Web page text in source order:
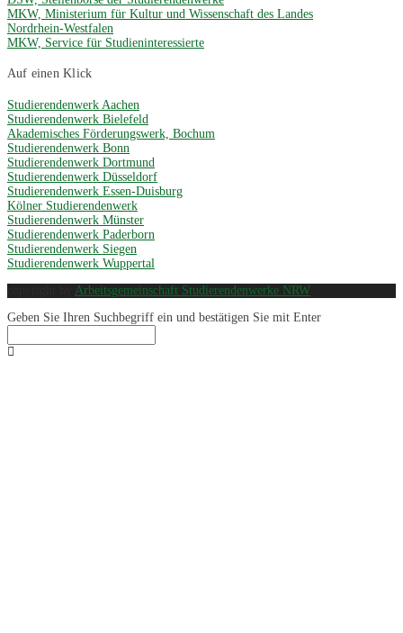
MKW, Ministerium für Kultur und Wissenschaft des Landes
Nordrhein-Westfalen
MKW, Service für Studieninteressierte
Auf einen Klick
Studierendenwerk Aachen
Studierendenwerk Bielefeld
Akademisches Förderungswerk, Bochum
Studierendenwerk Bonn
Studierendenwerk Dortmund
Studierendenwerk Düsseldorf
Studierendenwerk Essen-Duisburg
Kölner Studierendenwerk
Studierendenwerk Münster
Studierendenwerk Paderborn
Studierendenwerk Siegen
Studierendenwerk Wuppertal
Arbeitsgemeinschaft Studierendenwerke NRW
Geben Sie Ihren Suchbegriff ein und bestätigen Sie mit Enter